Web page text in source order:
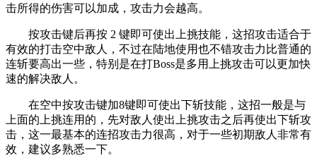
击所得的伤害可以加成，攻击力会越高。
按攻击键后再按 2 键即可使出上挑技能，这招攻击适合于
有效的打击空中敌人，不过在陆地使用也不错攻击力比普通的
连斩要高出一些，特别是在打Boss是多用上挑攻击可以更加快
速的解决敌人。
在空中按攻击键加8键即可使出下斩技能，这招一般是与
上面的上挑连用的，先对敌人使出上挑攻击之后再使出下斩攻
击，这一最基本的连招攻击力很高，对于一些初期敌人非常有
效，建议多熟悉一下。